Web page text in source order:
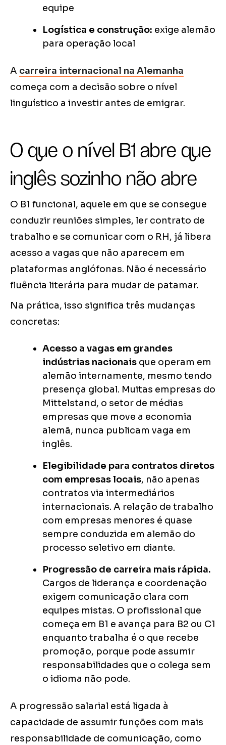
equipe
Logística e construção: exige alemão
para operação local
A carreira internacional na Alemanha
começa com a decisão sobre o nível
linguístico a investir antes de emigrar.
O que o nível B1 abre que
inglês sozinho não abre
O B1 funcional, aquele em que se consegue
conduzir reuniões simples, ler contrato de
trabalho e se comunicar com o RH, já libera
acesso a vagas que não aparecem em
plataformas anglófonas. Não é necessário
fluência literária para mudar de patamar.
Na prática, isso significa três mudanças
concretas:
Acesso a vagas em grandes
indústrias nacionais que operam em
alemão internamente, mesmo tendo
presença global. Muitas empresas do
Mittelstand, o setor de médias
empresas que move a economia
alemã, nunca publicam vaga em
inglês.
Elegibilidade para contratos diretos
com empresas locais, não apenas
contratos via intermediários
internacionais. A relação de trabalho
com empresas menores é quase
sempre conduzida em alemão do
processo seletivo em diante.
Progressão de carreira mais rápida.
Cargos de liderança e coordenação
exigem comunicação clara com
equipes mistas. O profissional que
começa em B1 e avança para B2 ou C1
enquanto trabalha é o que recebe
promoção, porque pode assumir
responsabilidades que o colega sem
o idioma não pode.
A progressão salarial está ligada à
capacidade de assumir funções com mais
responsabilidade de comunicação, como